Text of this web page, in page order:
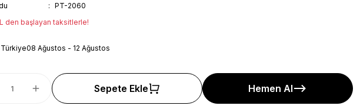
PT-2060
den başlayan taksitlerle!
08 Ağustos - 12 Ağustos
Sepete Ekle Hemen Al